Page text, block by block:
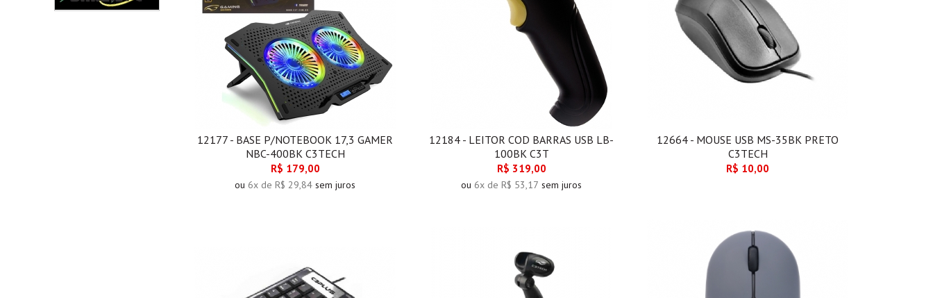
12177 - BASE P/NOTEBOOK 17,3 GAMER
NBC-400BK C3TECH
R$ 179,00
ou 6x de R$ 29,84 sem juros
12184 - LEITOR COD BARRAS USB LB-
100BK C3T
R$ 319,00
ou 6x de R$ 53,17 sem juros
12664 - MOUSE USB MS-35BK PRETO
C3TECH
R$ 10,00